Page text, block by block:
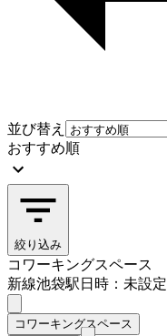
並び替え
おすすめ順
絞り込み
コワーキングスペース
新線池袋駅日時：未設定
コワーキングスペース